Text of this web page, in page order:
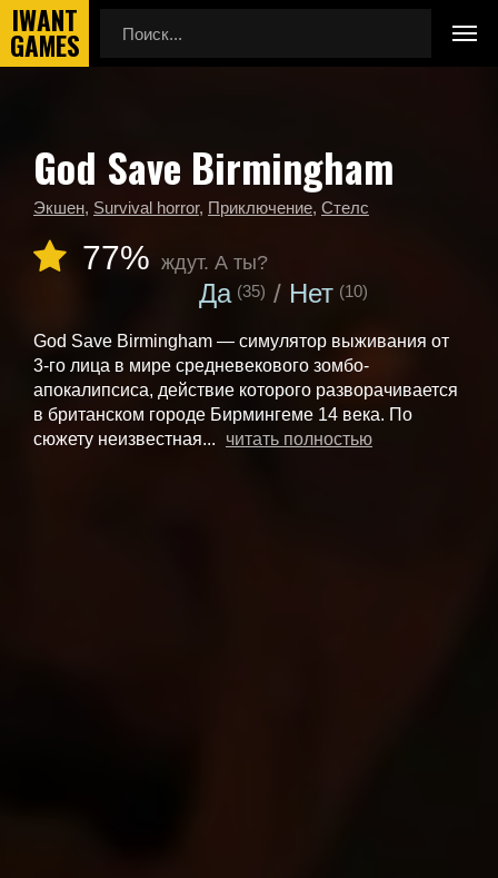
Главная
Календарь выхода игр
God Save Birmingham
God Save Birmingham
Экшен, Survival horror, Приключение, Стелс
77% ждут. А ты?
Да (35) Нет (10)
God Save Birmingham — симулятор выживания от
3-го лица в мире средневекового зомбо-
апокалипсиса, действие которого разворачивается
в британском городе Бирмингеме 14 века. По
сюжету неизвестная...
читать полностью